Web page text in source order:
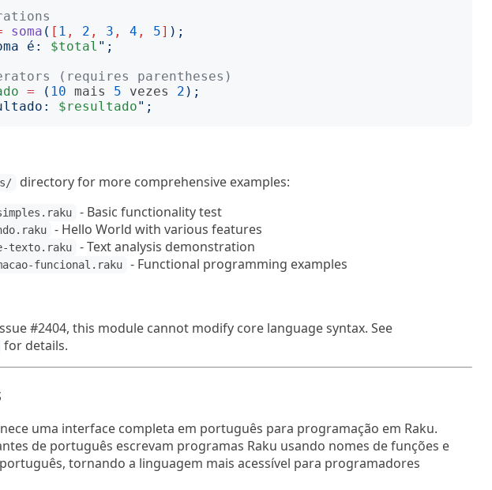
soma ( [ 1 , 2 , 3 , 4 , 5] );
é: $total ";
(requires parentheses)
= ( 10 mais 5 vezes 2 );
$resultado";
directory for more comprehensive examples:
- Basic functionality test
- Hello World with various features
texto.raku - Text analysis demonstration
funcional.raku - Functional programming examples
#2404, this module cannot modify core language syntax. See
for details.
uma interface completa em português para programação em Raku.
de português escrevam programas Raku usando nomes de funções e
tornando a linguagem mais acessível para programadores